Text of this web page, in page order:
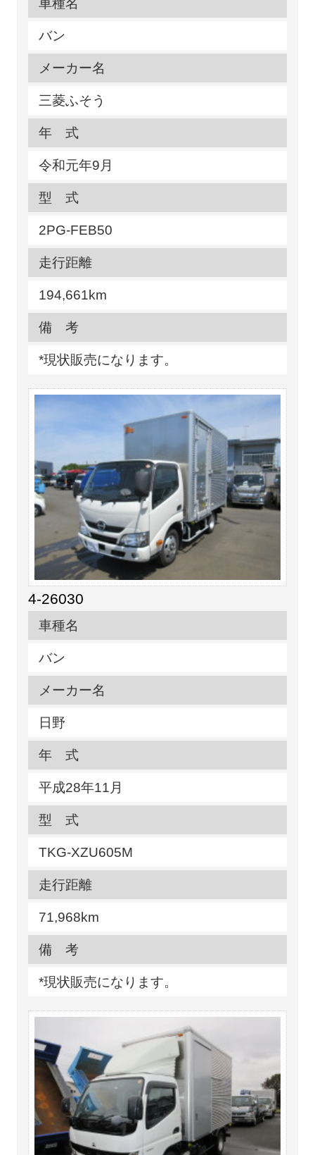
車種名
バン
メーカー名
三菱ふそう
年 式
令和元年9月
型 式
2PG-FEB50
走行距離
194,661km
備 考
*現状販売になります。
4-26030
車種名
バン
メーカー名
日野
年 式
平成28年11月
型 式
TKG-XZU605M
走行距離
71,968km
備 考
*現状販売になります。